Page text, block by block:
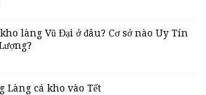
làng Vũ Đại ở đâu? Cơ sở nào Uy Tín
Làng cá kho vào Tết